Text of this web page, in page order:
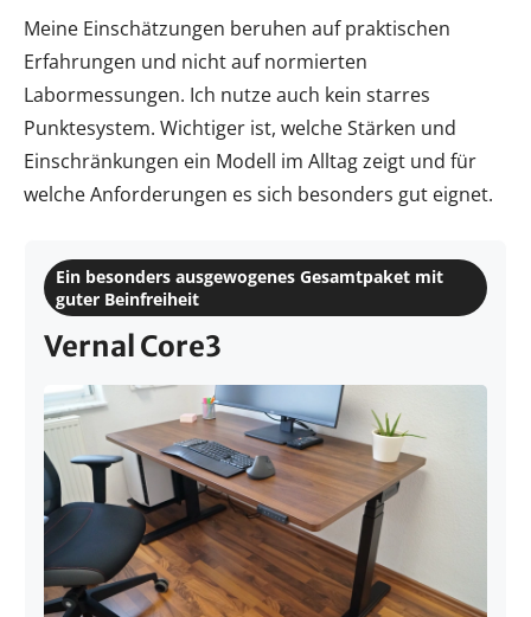
Meine Einschätzungen beruhen auf praktischen
Erfahrungen und nicht auf normierten
Labormessungen. Ich nutze auch kein starres
Punktesystem. Wichtiger ist, welche Stärken und
Einschränkungen ein Modell im Alltag zeigt und für
welche Anforderungen es sich besonders gut eignet.
Ein besonders ausgewogenes Gesamtpaket mit
guter Beinfreiheit
Vernal Core3